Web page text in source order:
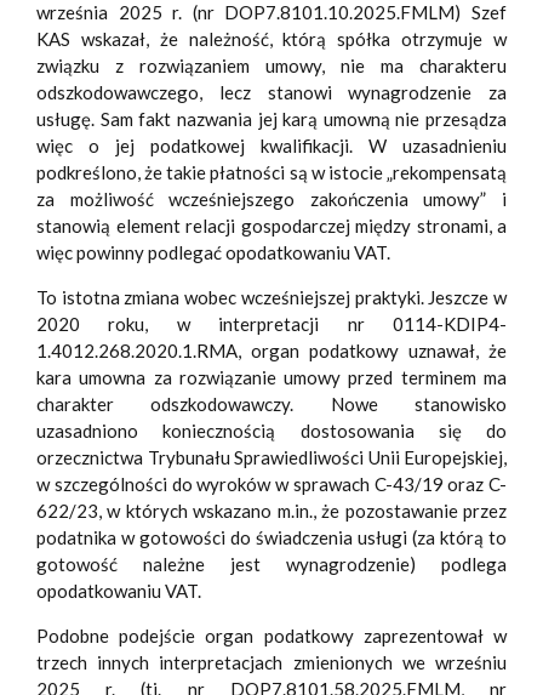
września 2025 r. (nr DOP7.8101.10.2025.FMLM) Szef
KAS wskazał, że należność, którą spółka otrzymuje w
związku z rozwiązaniem umowy, nie ma charakteru
odszkodowawczego, lecz stanowi wynagrodzenie za
usługę. Sam fakt nazwania jej karą umowną nie przesądza
więc o jej podatkowej kwalifikacji. W uzasadnieniu
podkreślono, że takie płatności są w istocie „rekompensatą
za możliwość wcześniejszego zakończenia umowy” i
stanowią element relacji gospodarczej między stronami, a
więc powinny podlegać opodatkowaniu VAT.
To istotna zmiana wobec wcześniejszej praktyki. Jeszcze w
2020 roku, w interpretacji nr 0114-KDIP4-
1.4012.268.2020.1.RMA, organ podatkowy uznawał, że
kara umowna za rozwiązanie umowy przed terminem ma
charakter odszkodowawczy. Nowe stanowisko
uzasadniono koniecznością dostosowania się do
orzecznictwa Trybunału Sprawiedliwości Unii Europejskiej,
w szczególności do wyroków w sprawach C-43/19 oraz C-
622/23, w których wskazano m.in., że pozostawanie przez
podatnika w gotowości do świadczenia usługi (za którą to
gotowość należne jest wynagrodzenie) podlega
opodatkowaniu VAT.
Podobne podejście organ podatkowy zaprezentował w
trzech innych interpretacjach zmienionych we wrześniu
2025 r. (tj. nr DOP7.8101.58.2025.FMLM, nr